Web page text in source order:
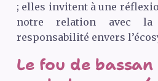
; elles invitent à une
notre relation avec
responsabilité envers
Le fou de bassan